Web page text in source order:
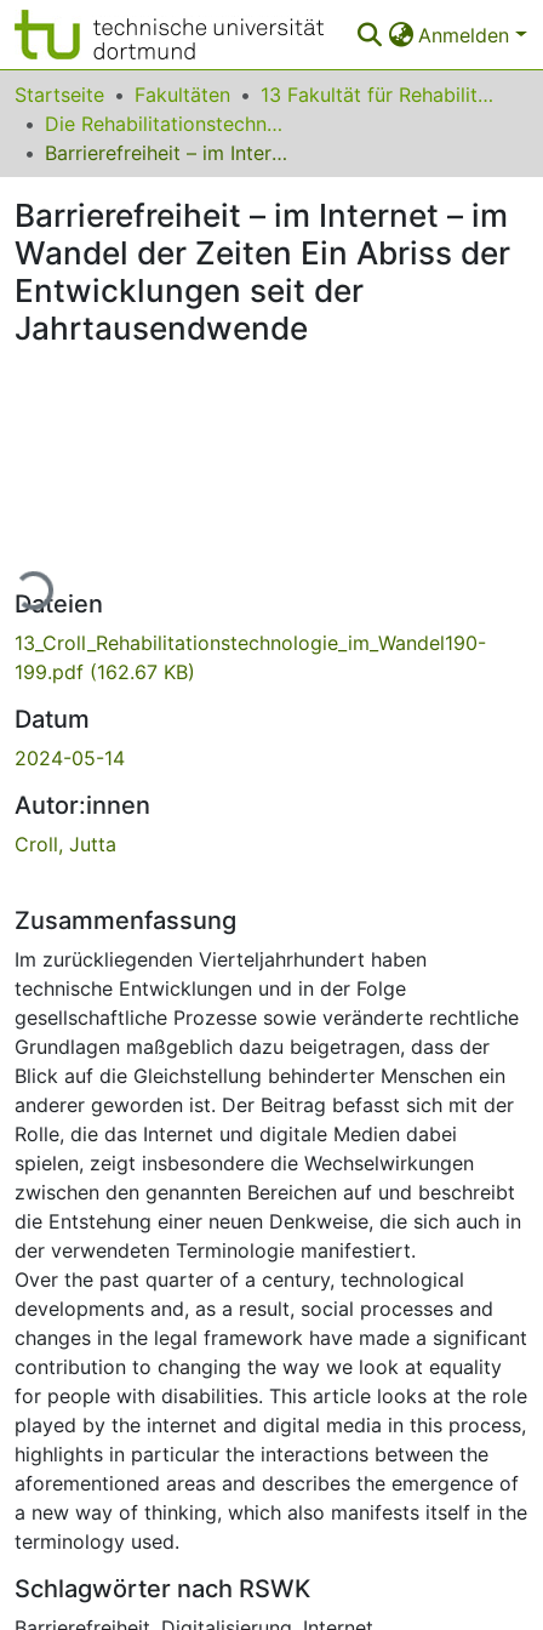
Anmelden
Bereiche & Sammlungen
Das gesamte Repositorium
FAQ
Leitlinien
Zurück zur Startseite
Startseite Fakultäten
13 Fakultät für Rehabilitationswissenschaften
Die Rehabilitationstechnologie im Wandel: eine Mensch-Technik-Umwelt Betrachtung
Barrierefreiheit – im Internet – im Wandel der Zeiten Ein Abriss der Entwicklungen seit der Jahrtausendwende
Barrierefreiheit – im Internet – im
Wandel der Zeiten Ein Abriss der
Entwicklungen seit der
Jahrtausendwende
Dateien
13_Croll_Rehabilitationstechnologie_im_Wandel190-
199.pdf (162.67 KB)
Datum
2024-05-14
Autor:innen
Croll, Jutta
Zusammenfassung
Im zurückliegenden Vierteljahrhundert haben
technische Entwicklungen und in der Folge
gesellschaftliche Prozesse sowie veränderte rechtliche
Grundlagen maßgeblich dazu beigetragen, dass der
Blick auf die Gleichstellung behinderter Menschen ein
anderer geworden ist. Der Beitrag befasst sich mit der
Rolle, die das Internet und digitale Medien dabei
spielen, zeigt insbesondere die Wechselwirkungen
zwischen den genannten Bereichen auf und beschreibt
die Entstehung einer neuen Denkweise, die sich auch in
der verwendeten Terminologie manifestiert.
Over the past quarter of a century, technological
developments and, as a result, social processes and
changes in the legal framework have made a significant
contribution to changing the way we look at equality
for people with disabilities. This article looks at the role
played by the internet and digital media in this process,
highlights in particular the interactions between the
aforementioned areas and describes the emergence of
a new way of thinking, which also manifests itself in the
terminology used.
Schlagwörter nach RSWK